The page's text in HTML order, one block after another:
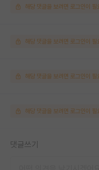
해당 댓글을 보려면 로그인이 필
해당 댓글을 보려면 로그인이 필
해당 댓글을 보려면 로그인이 필
해당 댓글을 보려면 로그인이 필
댓글쓰기